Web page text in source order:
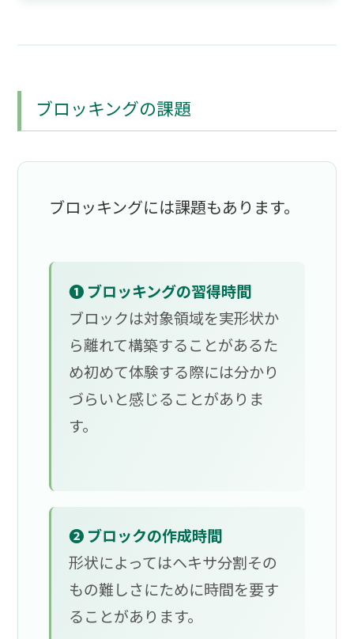
ブロッキングの課題
ブロッキングには課題もあります。
❶ ブロッキングの習得時間
ブロックは対象領域を実形状か
ら離れて構築することがあるた
め初めて体験する際には分かり
づらいと感じることがありま
す。
❷ ブロックの作成時間
形状によってはヘキサ分割その
もの難しさにために時間を要す
ることがあります。